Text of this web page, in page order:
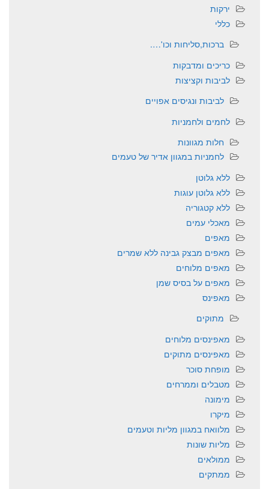
ירקות
כללי
ברכות,סליחות וכו'….
כריכים ומדבקות
לביבות וקציצות
לביבות ונגיסים אפויים
לחמים ולחמניות
חלות מגוונות
לחמניות במגוון אדיר של טעמים
ללא גלוטן
ללא גלוטן עוגות
ללא קטגוריה
מאכלי עמים
מאפים
מאפים מבצק גבינה ללא שמרים
מאפים מלוחים
מאפים על בסיס שמן
מאפינס
מתוקים
מאפינסים מלוחים
מאפינסים מתוקים
מופחת סוכר
מטבלים וממרחים
מימונה
מיקרו
מלוואח במגוון מליות וטעמים
מליות שונות
ממולאים
ממתקים